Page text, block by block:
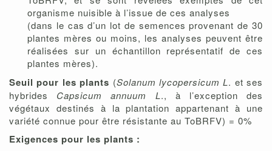
organisme nuisible à l’issue de ces analyses
(dans le cas d’un lot de semences provenant de 30
plantes mères ou moins, les analyses peuvent être
réalisées sur un échantillon représentatif de ces
plantes mères).
Seuil pour les plants (Solanum lycopersicum L. et ses
hybrides Capsicum annuum L., à l’exception des
végétaux destinés à la plantation appartenant à une
variété connue pour être résistante au ToBRFV) = 0%
Exigences pour les plants :